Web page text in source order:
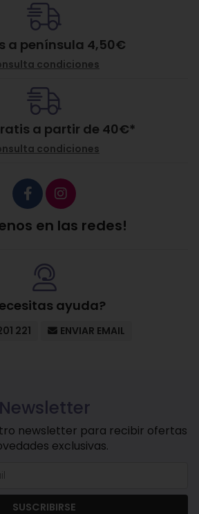
a península 4,50€
condiciones
a partir de 40€*
condiciones
en las redes!
ayuda?
221 ENVIAR EMAIL
Newsletter
newsletter para recibir ofertas
exclusivas.
SUSCRIBIRSE